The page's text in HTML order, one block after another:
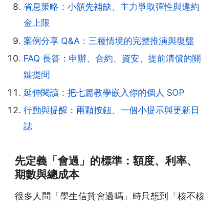
省息策略：小額先補缺、主力爭取彈性與違約
金上限
案例分享 Q&A：三種情境的完整推演與復盤
FAQ 長答：申辦、合約、資安、提前清償的關
鍵提問
延伸閱讀：把七篇教學嵌入你的個人 SOP
行動與提醒：兩顆按鈕、一個小提示與更新日
誌
先定義「會過」的標準：額度、利率、
期數與總成本
很多人問「學生信貸會過嗎」時只想到「核不核